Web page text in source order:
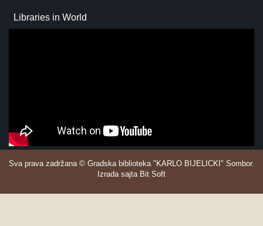
Libraries in World
Sva prava zadržana © Gradska biblioteka "KARLO BIJELICKI" Sombor.
Izrada sajta Bit Soft